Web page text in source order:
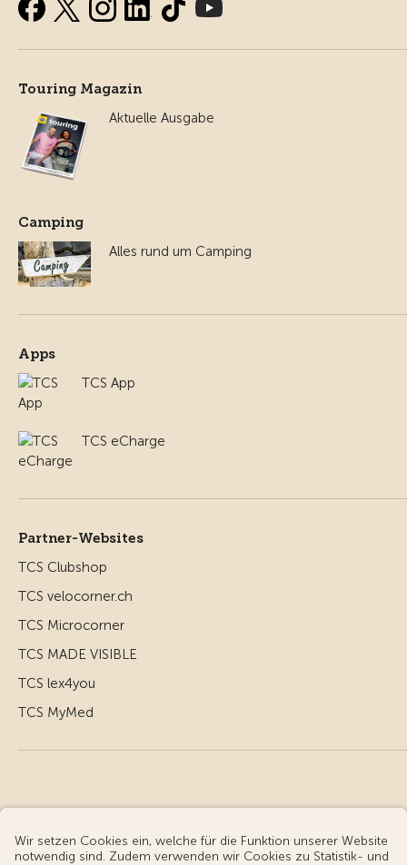
Touring Magazin
Aktuelle Ausgabe
Camping
Alles rund um Camping
Apps
TCS App
TCS eCharge
Partner-Websites
TCS Clubshop
TCS velocorner.ch
TCS Microcorner
TCS MADE VISIBLE
TCS lex4you
TCS MyMed